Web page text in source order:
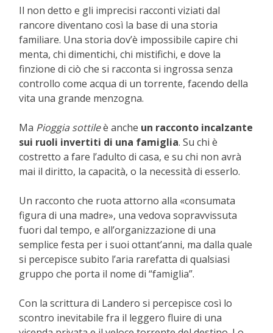
Il non detto e gli imprecisi racconti viziati dal
rancore diventano così la base di una storia
familiare. Una storia dov’è impossibile capire chi
menta, chi dimentichi, chi mistifichi, e dove la
finzione di ciò che si racconta si ingrossa senza
controllo come acqua di un torrente, facendo della
vita una grande menzogna.
Ma Pioggia sottileè anche un racconto incalzante
sui ruoli invertiti di una famiglia. Su chi è
costretto a fare l’adulto di casa, e su chi non avrà
mai il diritto, la capacità, o la necessità di esserlo.
Un racconto che ruota attorno alla «consumata
figura di una madre», una vedova sopravvissuta
fuori dal tempo, e all’organizzazione di una
semplice festa per i suoi ottant’anni, ma dalla quale
si percepisce subito l’aria rarefatta di qualsiasi
gruppo che porta il nome di “famiglia”.
Con la scrittura di Landero si percepisce così lo
scontro inevitabile fra il leggero fluire di una